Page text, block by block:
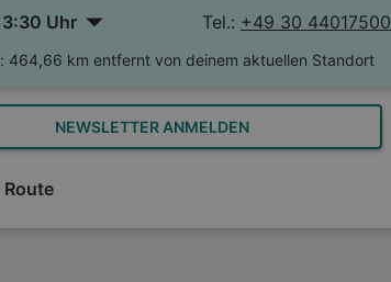
Uhr Tel.: +49 30 44017500
464,66 km entfernt von deinem aktuellen Standort
NEWSLETTER ANMELDEN
Route